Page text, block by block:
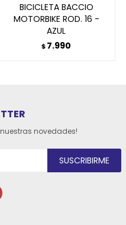
BICICLETA BACCIO
MOTORBIKE ROD. 16 -
AZUL
$7.990
novedades!
SUSCRIBIRME